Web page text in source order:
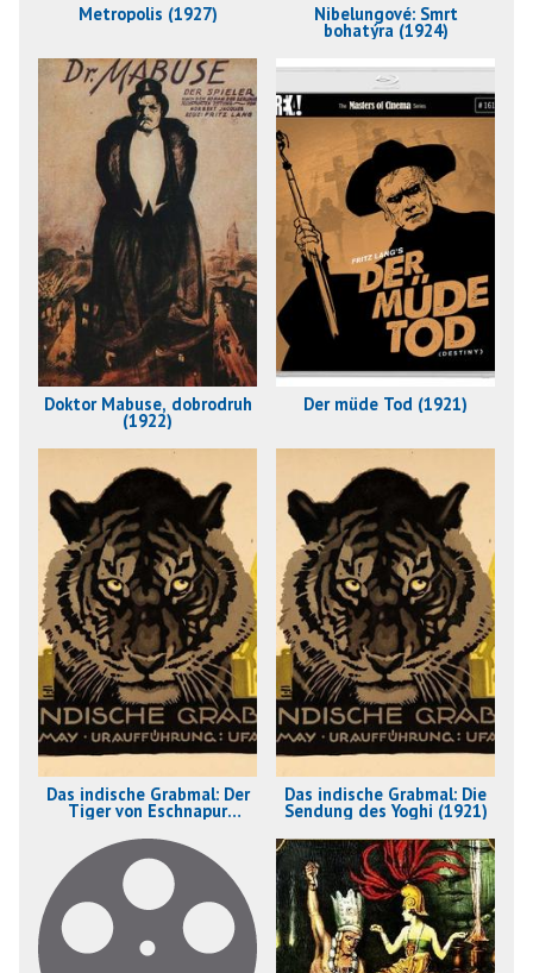
Metropolis (1927) Nibelungové: Smrt
bohatýra (1924)
Doktor Mabuse, dobrodruh
(1922)
Der müde Tod (1921)
Das indische Grabmal: Der
Tiger von Eschnapur
Das indische Grabmal: Die
Sendung des Yoghi (1921)